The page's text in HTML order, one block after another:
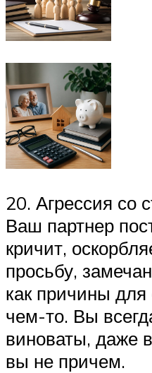
20. Агрессия со
Ваш партнер
кричит,
просьбу,
как причины
чем-то. Вы
виноваты, даже
вы не причем.